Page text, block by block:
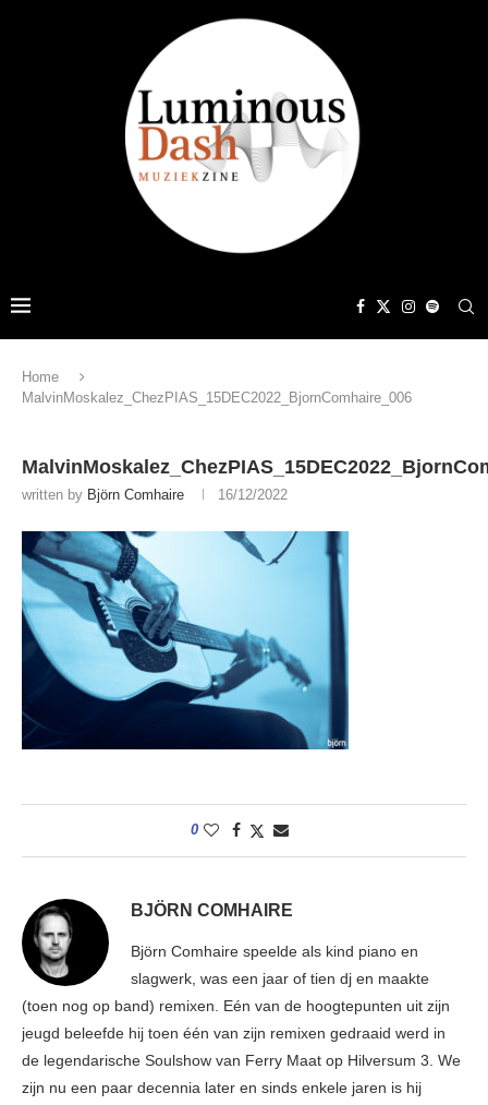
Home
MalvinMoskalez_ChezPIAS_15DEC2022_BjornComhaire_006
written by Björn Comhaire 16/12/2022
0
BJÖRN COMHAIRE
Björn Comhaire speelde als kind piano en
slagwerk, was een jaar of tien dj en maakte
(toen nog op band) remixen. Eén van de hoogtepunten uit zijn
jeugd beleefde hij toen één van zijn remixen gedraaid werd in
de legendarische Soulshow van Ferry Maat op Hilversum 3. We
zijn nu een paar decennia later en sinds enkele jaren is hij